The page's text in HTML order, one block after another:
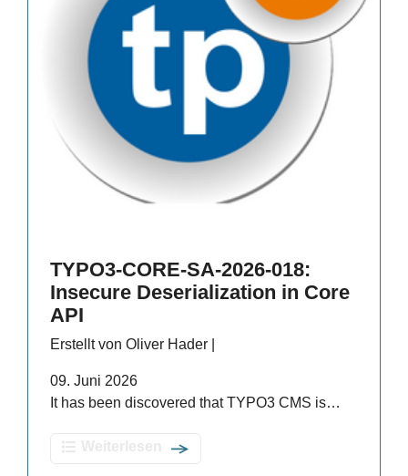
TYPO3-CORE-SA-2026-018:
Insecure Deserialization in Core
API
Erstellt von Oliver Hader |
09. Juni 2026
It has been discovered that TYPO3 CMS is…